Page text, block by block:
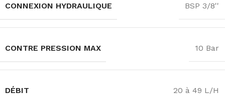
CONNEXION HYDRAULIQUE BSP 3/8''
CONTRE PRESSION MAX 10 Bar
DÉBIT 20 à 49 L/H